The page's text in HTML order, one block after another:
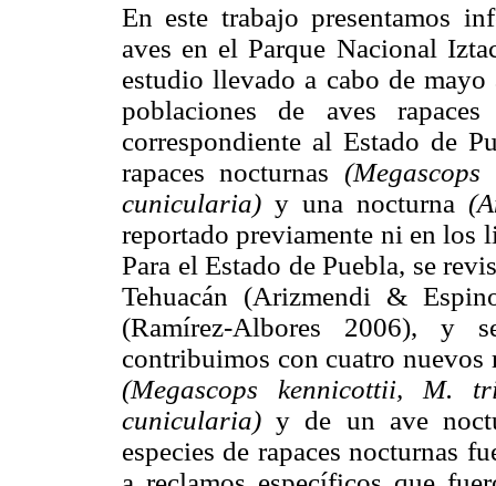
En este trabajo presentamos
aves en el Parque Nacional
estudio llevado a cabo de
poblaciones de aves
correspondiente al Estado de
rapaces nocturnas
cunicularia) y una nocturna
reportado previamente ni en los
Para el Estado de Puebla, se
Tehuacán (Arizmendi &
(Ramírez-Albores 2006), y
contribuimos con cuatro nuevos
(Megascops kennicottii, M.
cunicularia) y de un ave
especies de rapaces nocturnas